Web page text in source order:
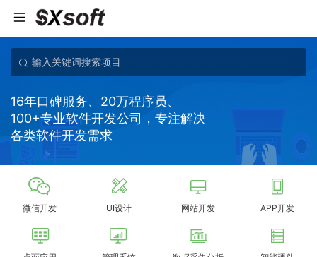
16年口碑服务、20万程序员、
100+专业软件开发公司，专注解决
各类软件开发需求
微信开发 UI设计 网站开发 APP开发